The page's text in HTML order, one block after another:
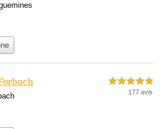
5,0 étoiles sur 5
177 avis